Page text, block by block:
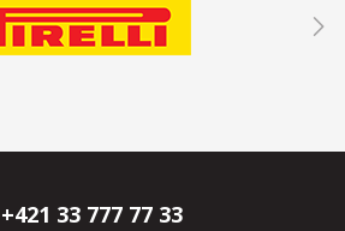
+421 33 777 77 33